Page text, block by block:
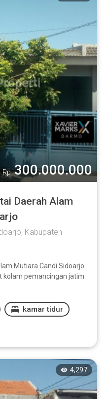
Rp 300.000.000
Daerah Alam
Kabupaten
Mutiara Candi Sidoarjo
kolam pemancingan jatim
kamar tidur
4,297